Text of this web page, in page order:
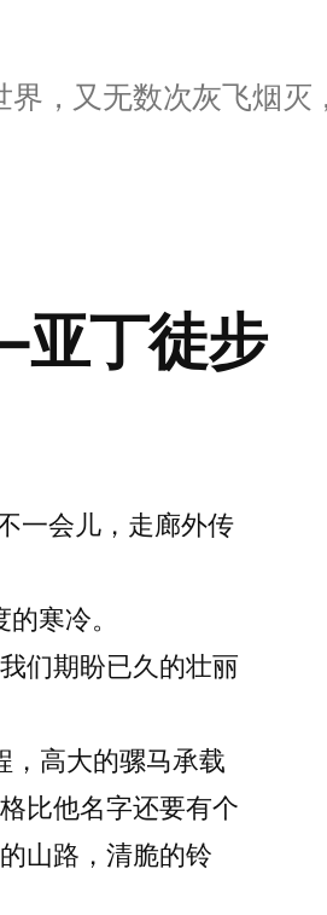
，又无数次灰飞烟灭
丁徒步
一会儿，走廊外传
寒冷。
们期盼已久的壮丽
，高大的骡马承载
比他名字还要有个
山路，清脆的铃